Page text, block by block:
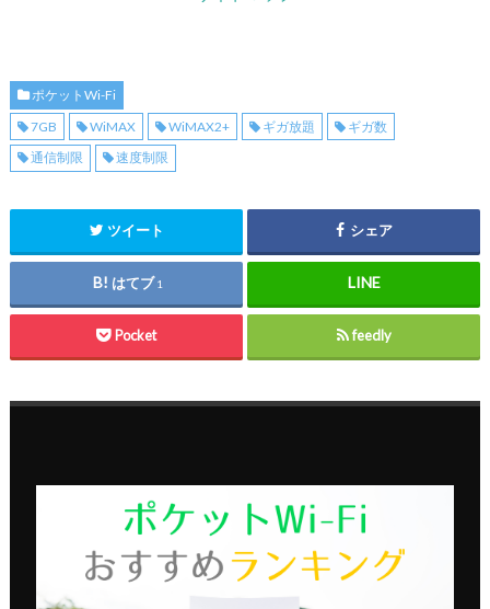
ポケットWi-Fi
7GB
WiMAX WiMAX2+ ギガ放題
ギガ数
通信制限
速度制限
ツイート シェア
はてブ 1
Pocket feedly